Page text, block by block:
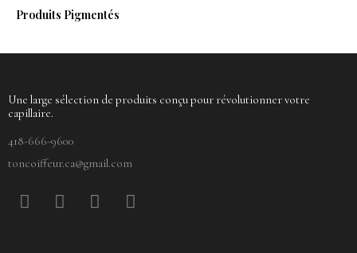
Produits Pigmentés
Une large sélection de produits conçu pour révolutionner votre
capillaire.
418-666-9600
toncoiffeur.ca@gmail.com
F
a
P
i
Y
o
I
n